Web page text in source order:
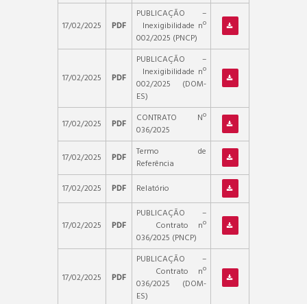
17/02/2025 PDF
PUBLICAÇÃO –
Inexigibilidade nº
002/2025 (PNCP)
17/02/2025 PDF
PUBLICAÇÃO –
Inexigibilidade nº
002/2025 (DOM-
ES)
17/02/2025
PDF
CONTRATO Nº
036/2025
17/02/2025
PDF
Termo de
Referência
17/02/2025
PDF Relatório
17/02/2025 PDF
PUBLICAÇÃO –
Contrato nº
036/2025 (PNCP)
17/02/2025 PDF
PUBLICAÇÃO –
Contrato nº
036/2025 (DOM-
ES)